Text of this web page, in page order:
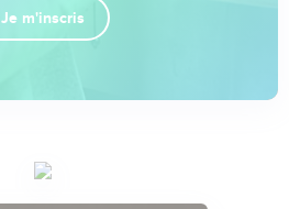
Je m'inscris